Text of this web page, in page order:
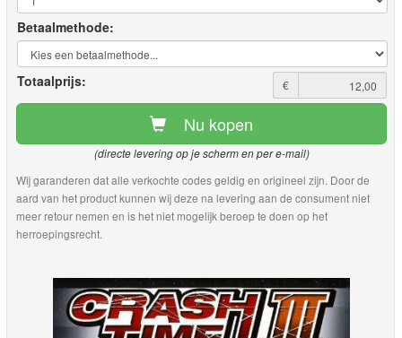
Betaalmethode:
Totaalprijs: €
Nu kopen
(directe levering op je scherm en per e-mail)
Wij garanderen dat alle verkochte codes geldig en origineel zijn. Door de
aard van het product kunnen wij deze na levering aan de consument niet
meer retour nemen en is het niet mogelijk beroep te doen op het
herroepingsrecht.